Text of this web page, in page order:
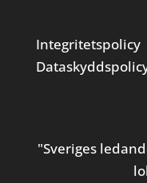
Integritetspolicy
"Sveriges